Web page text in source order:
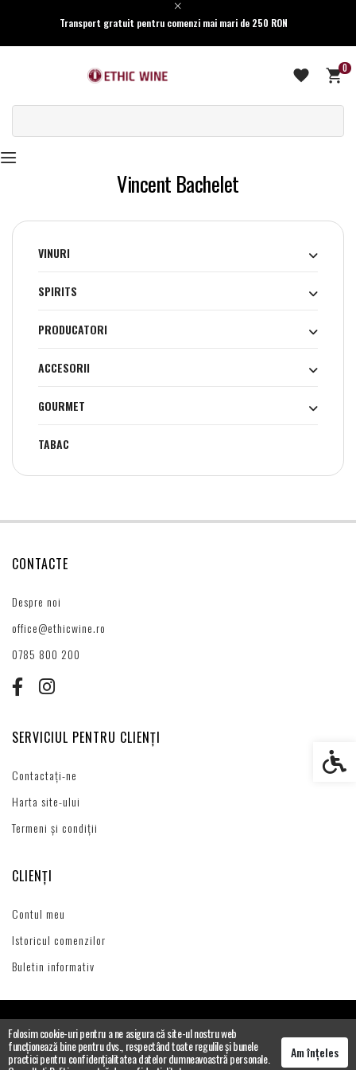
Transport gratuit pentru comenzi mai mari de 250 RON
0
Vincent Bachelet
VINURI
SPIRITS
PRODUCATORI
ACCESORII
GOURMET
TABAC
Folosim cookie-uri pentru a ne asigura că site-ul nostru web
funcționează bine pentru dvs., respectând toate regulile și bunele
practici pentru confidențialitatea datelor dumneavoastră personale. Am înțeles
CONTACTE
Despre noi
office@ethicwine.ro
0785 800 200
SERVICIUL PENTRU CLIENȚI
Contactați-ne
Harta site-ului
Termeni și condiții
CLIENȚI
Contul meu
Istoricul comenzilor
Buletin informativ
Setări